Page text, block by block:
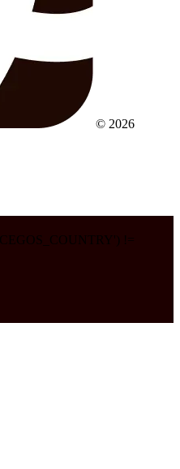
© 2026
!=